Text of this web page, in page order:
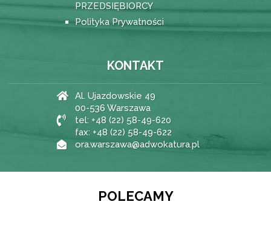
PRZEDSIĘBIORCY
Polityka Prywatności
KONTAKT
Al. Ujazdowskie 49
00-536 Warszawa
tel: +48 (22) 58-49-620
fax: +48 (22) 58-49-622
ora.warszawa@adwokatura.pl
POLECAMY